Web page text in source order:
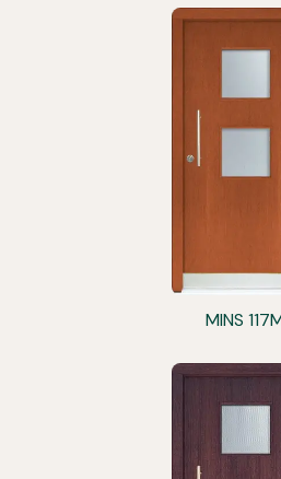
MINS